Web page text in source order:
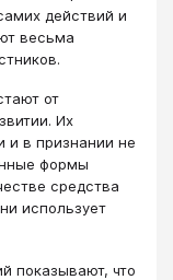
действий и
весьма
от
Их
и в признании не
формы
средства
использует
показывают, что